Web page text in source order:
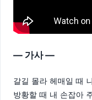
— 가사 —
갈길 몰라 헤매일 때
방황할 때 내 손잡아